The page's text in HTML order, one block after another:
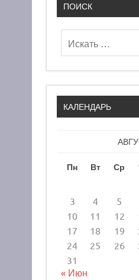
ПОИСК
КАЛЕНДАРЬ
Пн Вт Ср
3
4 5
10
11 12
17
18 19
24
25 26
31
« Июн